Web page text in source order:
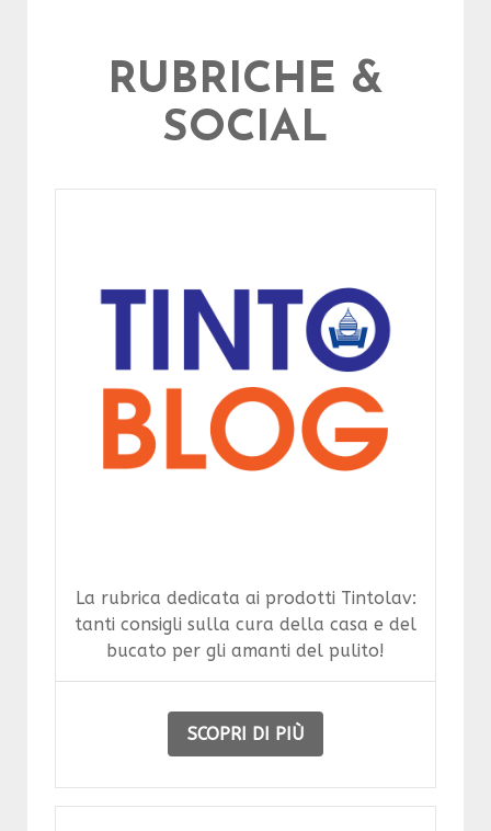
RUBRICHE &
SOCIAL
La rubrica dedicata ai prodotti Tintolav:
tanti consigli sulla cura della casa e del
bucato per gli amanti del pulito!
SCOPRI DI PIÙ